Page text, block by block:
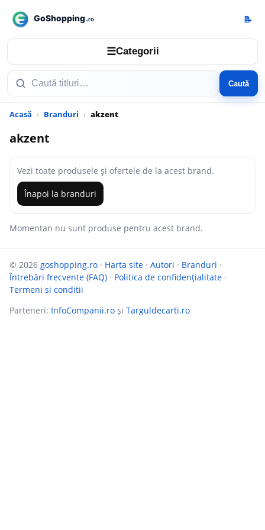
☰Categorii
Caută
📝
Acasă Branduri akzent
akzent
Vezi toate produsele și ofertele de la acest brand.
Înapoi la branduri
Momentan nu sunt produse pentru acest brand.
© 2026 goshopping.ro · Harta site · Autori · Branduri ·
Întrebări frecvente (FAQ) · Politica de confidențialitate ·
Termeni si conditii
Parteneri: InfoCompanii.ro și Targuldecarti.ro